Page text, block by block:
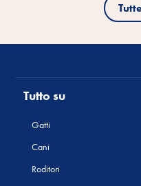
Tutto su
Gatti
Cani
Roditori